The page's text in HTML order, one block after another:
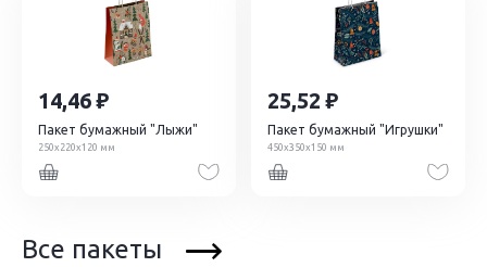
14,46
Пакет бумажный "Лыжи"
250х220х120 мм
25,52
Пакет бумажный "Игрушки"
450х350х150 мм
Все пакеты